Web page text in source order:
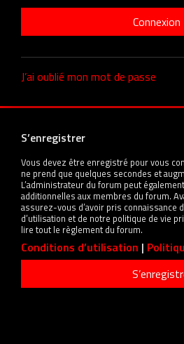
J’ai oublié mon mot de passe
S’enregistrer
Vous devez être enregistré pour vous
ne prend que quelques secondes et
L’administrateur du forum peut
additionnelles aux membres du forum.
assurez-vous d’avoir pris connaissance
d’utilisation et de notre politique de vie
lire tout le règlement du forum.
Conditions d’utilisation |